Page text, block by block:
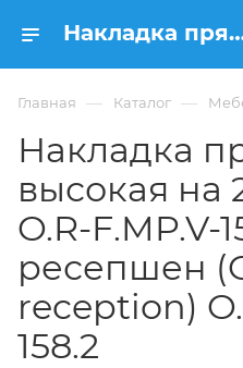
Накладка прямая высокая на 2 модуля O.R-F.MP.V-158 Оникс ресепшен (Onix reception) O.R-
Главная — Каталог —
Накладка
высокая на
O.R-F.MP.V-
ресепшен
reception)
158.2